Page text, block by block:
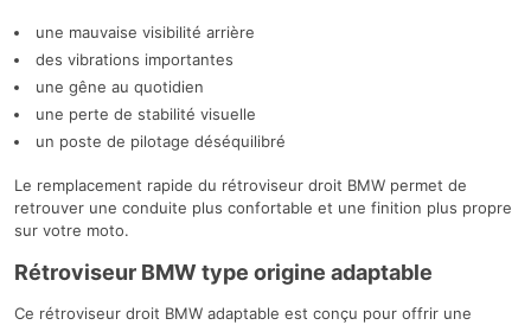
une mauvaise visibilité arrière
des vibrations importantes
une gêne au quotidien
une perte de stabilité visuelle
un poste de pilotage déséquilibré
Le remplacement rapide du rétroviseur droit BMW permet de
retrouver une conduite plus confortable et une finition plus propre
sur votre moto.
Rétroviseur BMW type origine adaptable
Ce rétroviseur droit BMW adaptable est conçu pour offrir une